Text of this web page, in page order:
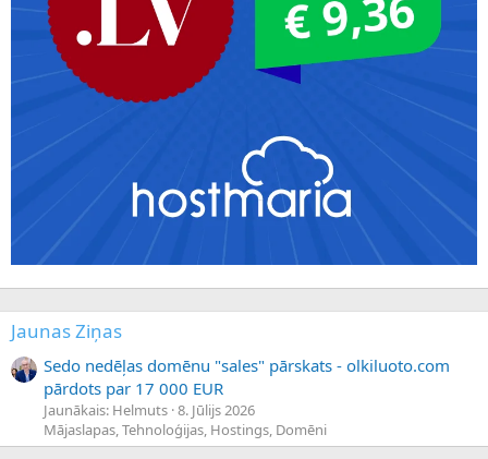
Jaunas Ziņas
Sedo nedēļas domēnu "sales" pārskats - olkiluoto.com
pārdots par 17 000 EUR
Jaunākais: Helmuts 8. Jūlijs 2026
Mājaslapas, Tehnoloģijas, Hostings, Domēni